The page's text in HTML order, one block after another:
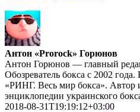
Антон «Prorock» Горюнов
Антон Горюнов — главный
Обозреватель бокса с 2002
«РИНГ. Весь мир бокса». Автор
энциклопедии украинского
2018-08-31T19:19:12+03:00